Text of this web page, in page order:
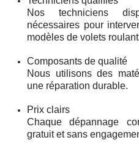
Nos techniciens
nécessaires pour
modèles de volets
Composants de qualité
Nous utilisons des
une réparation durable.
Prix clairs
Chaque dépannage
gratuit et sans